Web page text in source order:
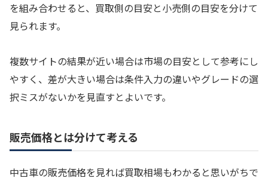
を組み合わせると、買取側の目安と小売側の目安を分けて
見られます。
複数サイトの結果が近い場合は市場の目安として参考にし
やすく、差が大きい場合は条件入力の違いやグレードの選
択ミスがないかを見直すとよいです。
販売価格とは分けて考える
中古車の販売価格を見れば買取相場もわかると思いがちで